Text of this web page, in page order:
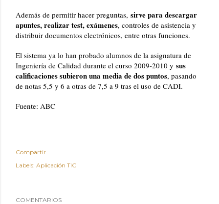
Además de permitir hacer preguntas, sirve para descargar
apuntes, realizar test, exámenes, controles de asistencia y
distribuir documentos electrónicos, entre otras funciones.
El sistema ya lo han probado alumnos de la asignatura de
Ingeniería de Calidad durante el curso 2009-2010 y sus
calificaciones subieron una media de dos puntos, pasando
de notas 5,5 y 6 a otras de 7,5 a 9 tras el uso de CADI.
Fuente: ABC
Compartir
Labels: Aplicación TIC
COMENTARIOS